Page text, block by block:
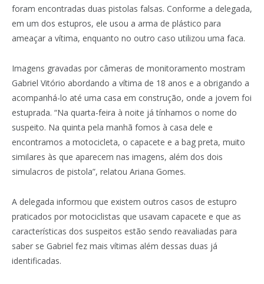
foram encontradas duas pistolas falsas. Conforme a delegada,
em um dos estupros, ele usou a arma de plástico para
ameaçar a vítima, enquanto no outro caso utilizou uma faca.
Imagens gravadas por câmeras de monitoramento mostram
Gabriel Vitório abordando a vítima de 18 anos e a obrigando a
acompanhá-lo até uma casa em construção, onde a jovem foi
estuprada. “Na quarta-feira à noite já tínhamos o nome do
suspeito. Na quinta pela manhã fomos à casa dele e
encontramos a motocicleta, o capacete e a bag preta, muito
similares às que aparecem nas imagens, além dos dois
simulacros de pistola”, relatou Ariana Gomes.
A delegada informou que existem outros casos de estupro
praticados por motociclistas que usavam capacete e que as
características dos suspeitos estão sendo reavaliadas para
saber se Gabriel fez mais vítimas além dessas duas já
identificadas.